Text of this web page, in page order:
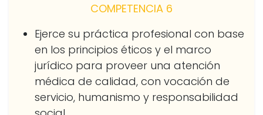
COMPETENCIA 6
Ejerce su práctica profesional con base
en los principios éticos y el marco
jurídico para proveer una atención
médica de calidad, con vocación de
servicio, humanismo y responsabilidad